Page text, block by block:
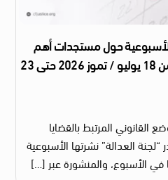
الأسبوعية حول مستجدات أهم
القضايا الحقوقية عن الفترة من 18 يوليو / تموز 2026 حتى 23
القانوني المرتبط بالقضايا
العدالة” نشرتها الأسبوعية
الأسبوع، والمنشورة عبر […]